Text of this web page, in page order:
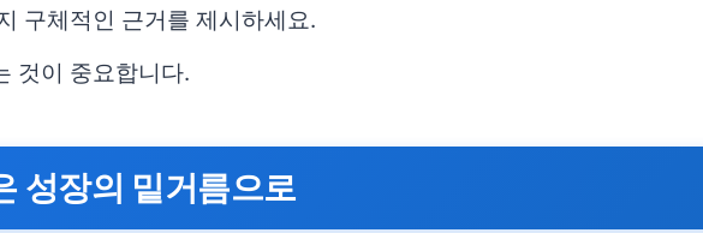
구체적인 근거를 제시하세요.
것이 중요합니다.
성장의 밑거름으로